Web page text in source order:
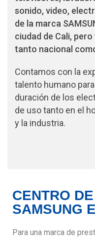
sonido, video,
de la marca
ciudad de Cali,
tanto nacional
Contamos con la
talento humano
duración de los
de uso tanto en el
y la industria.
CENTRO
SAMSUNG
Para una marca de